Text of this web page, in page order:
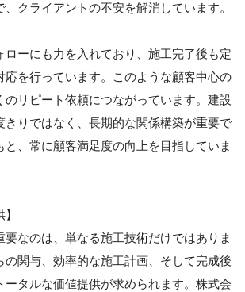
クライアントの不安を解消しています。
ローにも力を入れており、施工完了後も定
応を行っています。このような顧客中心の
のリピート依頼につながっています。建設
きりではなく、長期的な関係構築が重要で
と、常に顧客満足度の向上を目指していま
要なのは、単なる施工技術だけではありま
の関与、効率的な施工計画、そして完成後
ータルな価値提供が求められます。株式会